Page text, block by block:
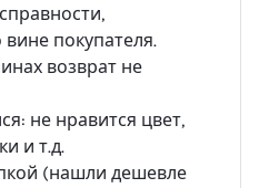
покупателя.
возврат не
не нравится цвет,
и т.д.
(нашли дешевле